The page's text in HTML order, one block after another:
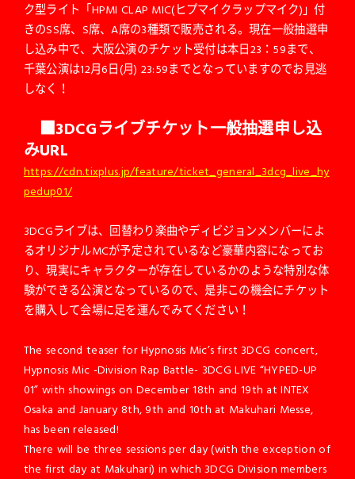
ク型ライト「HPMI CLAP MIC(ヒプマイクラップマイク)」付
きのSS席、S席、A席の3種類で販売される。現在一般抽選申
し込み中で、大阪公演のチケット受付は本日23：59まで、
千葉公演は12月6日(月) 23:59までとなっていますのでお見逃
しなく！
■3DCGライブチケット一般抽選申し込
みURL
https://cdn.tixplus.jp/feature/ticket_general_3dcg_live_hy
pedup01/
3DCGライブは、回替わり楽曲やディビジョンメンバーによ
るオリジナルMCが予定されているなど豪華内容になってお
り、現実にキャラクターが存在しているかのような特別な体
験ができる公演となっているので、是非この機会にチケット
を購入して会場に足を運んでみてください！
The second teaser for Hypnosis Mic’s first 3DCG concert,
Hypnosis Mic -Division Rap Battle- 3DCG LIVE “HYPED-UP
01” with showings on December 18th and 19th at INTEX
Osaka and January 8th, 9th and 10th at Makuhari Messe,
has been released!
There will be three sessions per day (with the exception of
the first day at Makuhari) in which 3DCG Division members